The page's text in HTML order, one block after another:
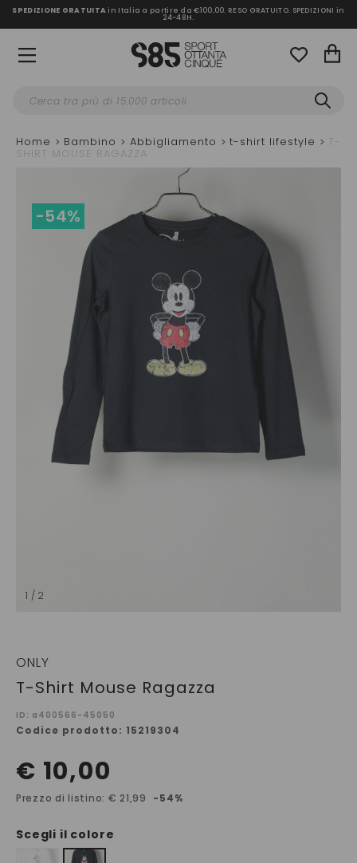
SPEDIZIONE GRATUITAin Italia a partire da €100,00. RESO GRATUITO. SPEDIZIONI in
24-48H.
Home Bambino Abbigliamento t-shirt lifestyle T-
SHIRT MOUSE RAGAZZA
1 / 2
-54%
ONLY
T-Shirt Mouse Ragazza
ID: a400566-45050
Codice prodotto: 15219304
€ 10,00
Prezzo di listino: € 21,99 -54%
Scegli il colore